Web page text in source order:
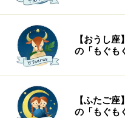
イライラしがちな日。で
事。
＞【今週の運勢】を見る
【おうし
の「もぐも
【ふたご
の「もぐも